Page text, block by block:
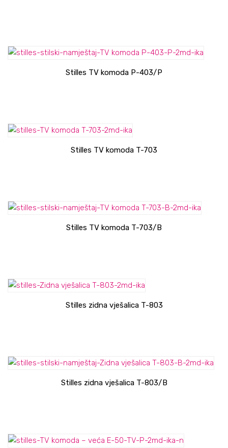
Stilles TV komoda P-403/P
Stilles TV komoda T-703
Stilles TV komoda T-703/B
Stilles zidna vješalica T-803
Stilles zidna vješalica T-803/B